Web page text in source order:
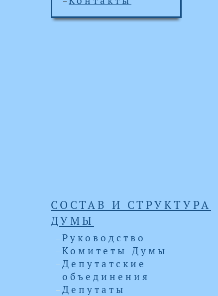
СОСТАВ И СТРУКТУРА
ДУМЫ
Руководство
Комитеты Думы
Депутатские
объединения
Депутаты